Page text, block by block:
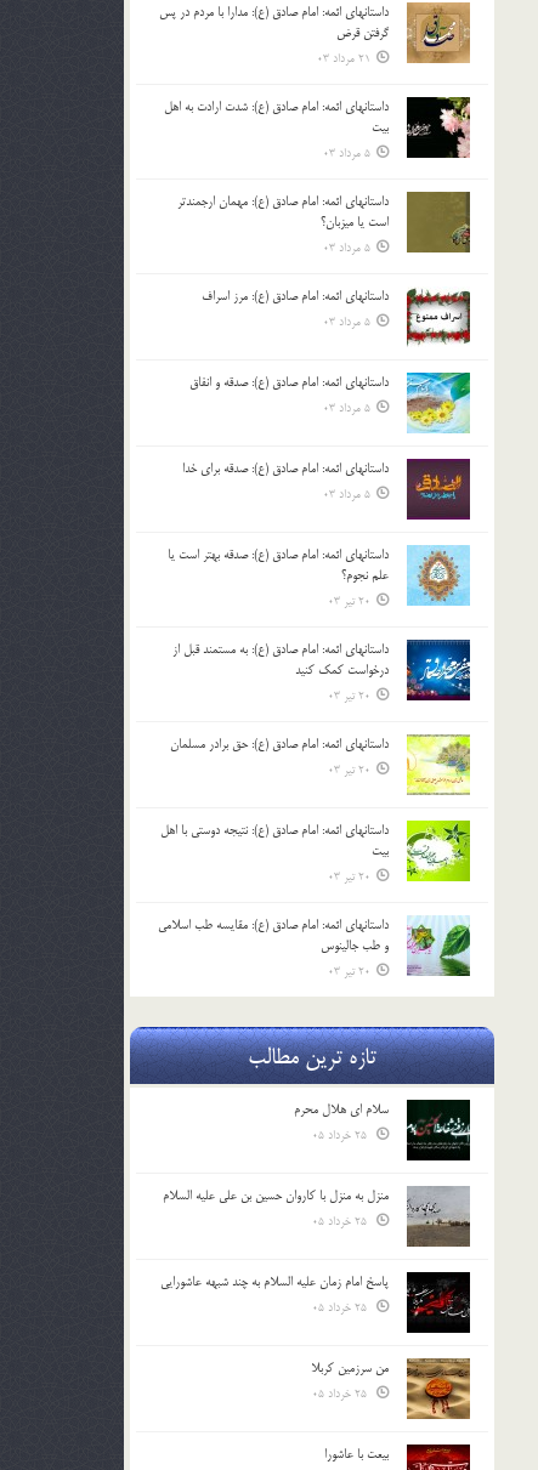
داستانهای ائمه: امام صادق (ع): مدارا با مردم در پس
گرفتن قرض
21 مرداد 03
داستانهای ائمه: امام صادق (ع): شدت ارادت به اهل
بیت
5 مرداد 03
داستانهای ائمه: امام صادق (ع): مهمان ارجمندتر
است یا میزبان؟
5 مرداد 03
داستانهای ائمه: امام صادق (ع): مرز اسراف
5 مرداد 03
داستانهای ائمه: امام صادق (ع): صدقه و انفاق
5 مرداد 03
داستانهای ائمه: امام صادق (ع): صدقه برای خدا
5 مرداد 03
داستانهای ائمه: امام صادق (ع): صدقه بهتر است یا
علم نجوم؟
20 تیر 03
داستانهای ائمه: امام صادق (ع): به مستمند قبل از
درخواست کمک کنید
20 تیر 03
داستانهای ائمه: امام صادق (ع): حق برادر مسلمان
20 تیر 03
داستانهای ائمه: امام صادق (ع): نتیجه دوستی با اهل
بیت
20 تیر 03
داستانهای ائمه: امام صادق (ع): مقایسه طب اسلامی
و طب جالینوس
20 تیر 03
تازه ترین مطالب
سلام ای هلال محرم
منزل به منزل با کاروان حسین بن علی علیه السلام
پاسخ امام زمان علیه السلام به چند شبهه عاشورایی
من سرزمین کربلا
بیعت با عاشورا